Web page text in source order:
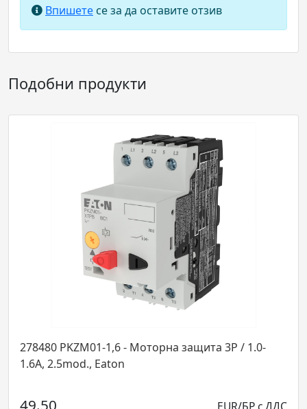
Впишете се за да оставите отзив
Подобни продукти
3P / 1.0-
Eaton
283383 PKZM01-20 - Моторна защита
69.54